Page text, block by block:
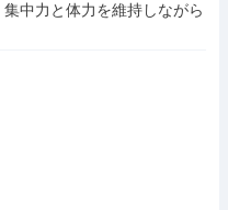
中力と体力を維持しながら